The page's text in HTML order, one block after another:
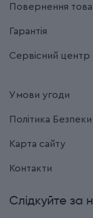
Повернення
Гарантія
Сервісний центр
Умови угоди
Політика Безпеки
Карта сайту
Контакти
Слідкуйте за